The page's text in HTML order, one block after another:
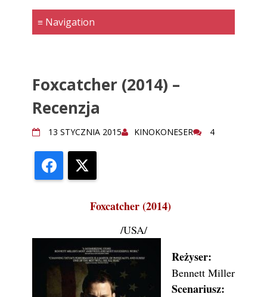
Foxcatcher (2014) –
Recenzja
13 STYCZNIA 2015 KINOKONESER 4
Facebook
Foxcatcher (2014)
/USA/
Reżyser:
Bennett Miller
Scenariusz: